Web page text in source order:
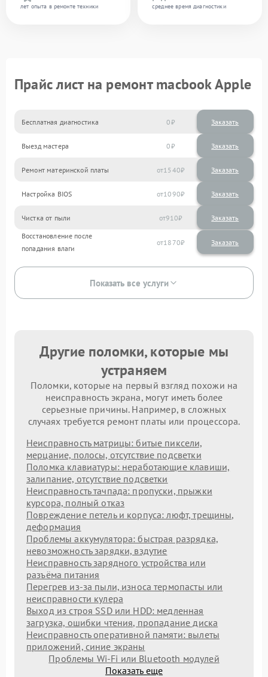
лет опыта в ремонте техники
среднее время диагностики
Прайс лист на ремонт macbook Apple
Бесплатная диагностика 0 Заказать
Выезд мастера 0 Заказать
Ремонт материнской платы 1540
Настройка BIOS 1090
Чистка от пыли 910
Восстановление после
попадания влаги
1870
Показать все услуги
Другие поломки, которые мы
устраняем
Поломки, которые на первый взгляд похожи на
неисправность экрана, могут иметь более
серьезные причины. Например, в сложных
случаях требуется ремонт платы или процессора.
Неисправность матрицы: битые пиксели,
мерцание, полосы, отсутствие подсветки
Поломка клавиатуры: неработающие клавиши,
залипание, отсутствие подсветки
Неисправность тачпада: пропуски, прыжки
курсора, полный отказ
Повреждение петель и корпуса: люфт, трещины,
деформация
Проблемы аккумулятора: быстрая разрядка,
невозможность зарядки, вздутие
Неисправность зарядного устройства или
разъёма питания
Перегрев из‑за пыли, износа термопасты или
неисправности кулера
Выход из строя SSD или HDD: медленная
загрузка, ошибки чтения, пропадание диска
Неисправность оперативной памяти: вылеты
приложений, синие экраны
Проблемы Wi‑Fi или Bluetooth модулей
Показать еще